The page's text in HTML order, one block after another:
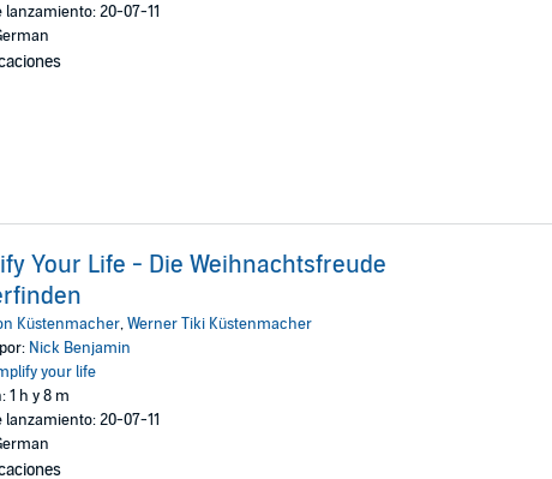
lanzamiento: 20-07-11
Your Life - Die Weihnachtsfreude
Küstenmacher,Werner Tiki Küstenmacher
Nick Benjamin
your life
1 h y 8 m
lanzamiento: 20-07-11